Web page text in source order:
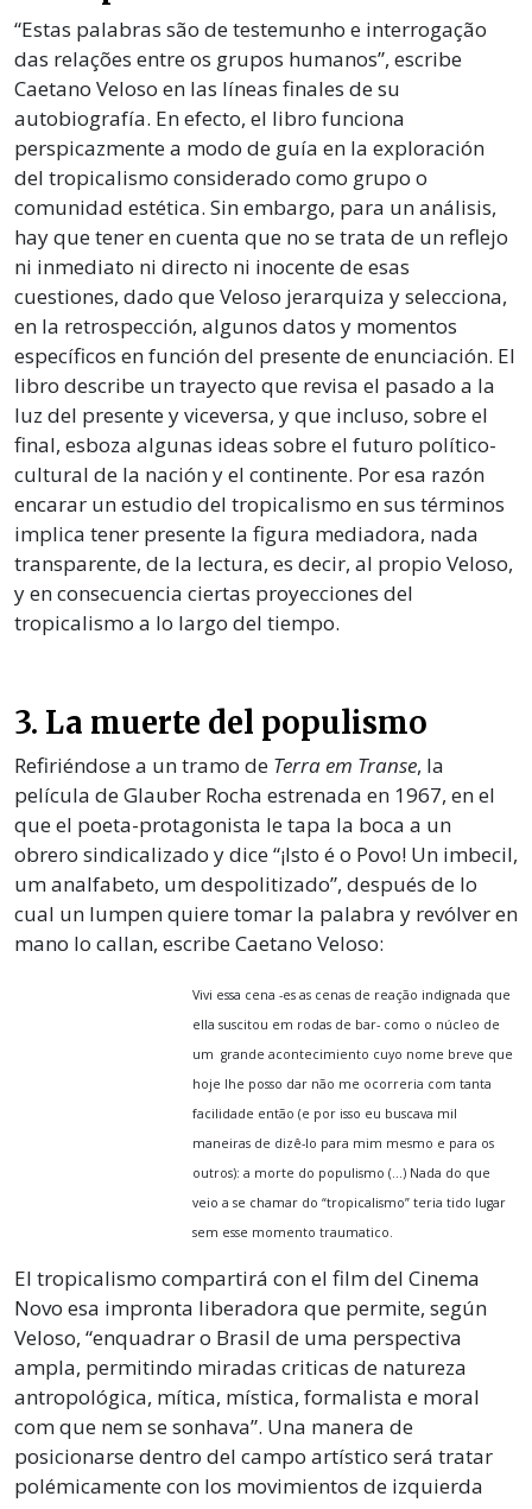
“Estas palabras são de testemunho e interrogação
das relações entre os grupos humanos”, escribe
Caetano Veloso en las líneas finales de su
autobiografía. En efecto, el libro funciona
perspicazmente a modo de guía en la exploración
del tropicalismo considerado como grupo o
comunidad estética. Sin embargo, para un análisis,
hay que tener en cuenta que no se trata de un reflejo
ni inmediato ni directo ni inocente de esas
cuestiones, dado que Veloso jerarquiza y selecciona,
en la retrospección, algunos datos y momentos
específicos en función del presente de enunciación. El
libro describe un trayecto que revisa el pasado a la
luz del presente y viceversa, y que incluso, sobre el
final, esboza algunas ideas sobre el futuro político-
cultural de la nación y el continente. Por esa razón
encarar un estudio del tropicalismo en sus términos
implica tener presente la figura mediadora, nada
transparente, de la lectura, es decir, al propio Veloso,
y en consecuencia ciertas proyecciones del
tropicalismo a lo largo del tiempo.
3. La muerte del populismo
Refiriéndose a un tramo de Terra em Transe, la
película de Glauber Rocha estrenada en 1967, en el
que el poeta-protagonista le tapa la boca a un
obrero sindicalizado y dice “¡Isto é o Povo! Un imbecil,
um analfabeto, um despolitizado”, después de lo
cual un lumpen quiere tomar la palabra y revólver en
mano lo callan, escribe Caetano Veloso:
Vivi essa cena -es as cenas de reação indignada que
ella suscitou em rodas de bar- como o núcleo de
um grande acontecimiento cuyo nome breve que
hoje lhe posso dar não me ocorreria com tanta
facilidade então (e por isso eu buscava mil
maneiras de dizê-lo para mim mesmo e para os
outros): a morte do populismo (…) Nada do que
veio a se chamar do “tropicalismo” teria tido lugar
sem esse momento traumatico.
El tropicalismo compartirá con el film del Cinema
Novo esa impronta liberadora que permite, según
Veloso, “enquadrar o Brasil de uma perspectiva
ampla, permitindo miradas criticas de natureza
antropológica, mítica, mística, formalista e moral
com que nem se sonhava”. Una manera de
posicionarse dentro del campo artístico será tratar
polémicamente con los movimientos de izquierda